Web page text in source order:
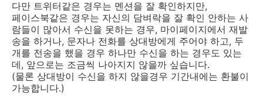
다만 트위터같은 경우는 멘션을 잘 확인하지만,
페이스북같은 경우는 자신의 담벼락을 잘 확인 안하는 사
람들이 많아서 수신을 못하는 경우, 마이페이지에서 재발
송을 하거나, 문자나 전화를 상대방에게 주어야 하고, 두
개를 전송을 했을 경우 하나만 수신을 하는 경우도 있는
데, 앞으로는 조금씩 나아지지 않을까 싶습니다.
(물론 상대방이 수신을 하지 않을경우 기간내에는 환불이
가능합니다.)